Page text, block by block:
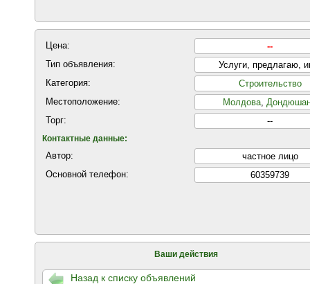
Цена:
--
Тип объявления:
Услуги, предлагаю,
Категория:
Строительство
Местоположение:
Молдова,
Торг:
--
Контактные данные:
Автор:
частнoе лицo
Основной телефон:
60359739
Ваши действия
Назад к списку объявлений